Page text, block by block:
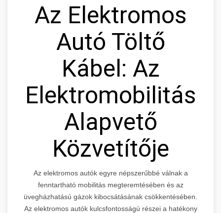
Az Elektromos
Autó Töltő
Kábel: Az
Elektromobilitás
Alapvető
Közvetítője
Az elektromos autók egyre népszerűbbé válnak a
fenntartható mobilitás megteremtésében és az
üvegházhatású gázok kibocsátásának csökkentésében.
Az elektromos autók kulcsfontosságú részei a hatékony